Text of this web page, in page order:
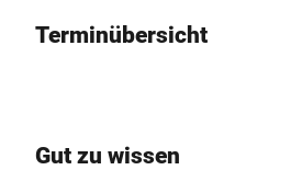
Terminübersicht
Gut zu wissen